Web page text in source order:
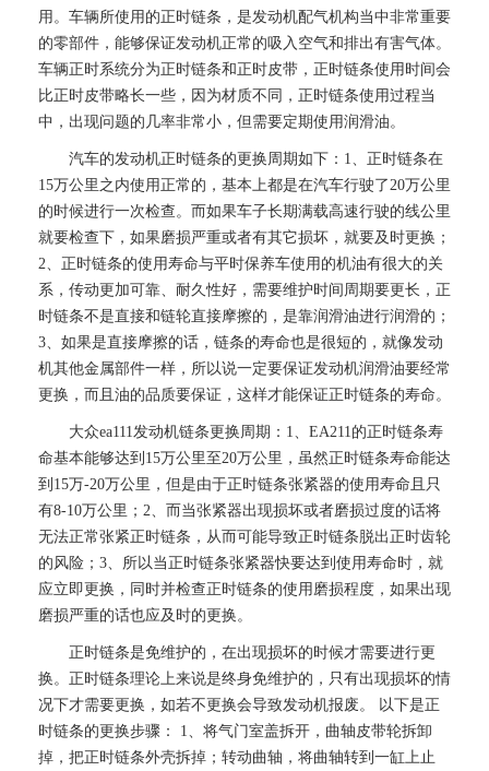
用。车辆所使用的正时链条，是发动机配气机构当中非常重要
的零部件，能够保证发动机正常的吸入空气和排出有害气体。
车辆正时系统分为正时链条和正时皮带，正时链条使用时间会
比正时皮带略长一些，因为材质不同，正时链条使用过程当
中，出现问题的几率非常小，但需要定期使用润滑油。
汽车的发动机正时链条的更换周期如下：1、正时链条在
15万公里之内使用正常的，基本上都是在汽车行驶了20万公里
的时候进行一次检查。而如果车子长期满载高速行驶的线公里
就要检查下，如果磨损严重或者有其它损坏，就要及时更换；
2、正时链条的使用寿命与平时保养车使用的机油有很大的关
系，传动更加可靠、耐久性好，需要维护时间周期要更长，正
时链条不是直接和链轮直接摩擦的，是靠润滑油进行润滑的；
3、如果是直接摩擦的话，链条的寿命也是很短的，就像发动
机其他金属部件一样，所以说一定要保证发动机润滑油要经常
更换，而且油的品质要保证，这样才能保证正时链条的寿命。
大众ea111发动机链条更换周期：1、EA211的正时链条寿
命基本能够达到15万公里至20万公里，虽然正时链条寿命能达
到15万-20万公里，但是由于正时链条张紧器的使用寿命且只
有8-10万公里；2、而当张紧器出现损坏或者磨损过度的话将
无法正常张紧正时链条，从而可能导致正时链条脱出正时齿轮
的风险；3、所以当正时链条张紧器快要达到使用寿命时，就
应立即更换，同时并检查正时链条的使用磨损程度，如果出现
磨损严重的话也应及时的更换。
正时链条是免维护的，在出现损坏的时候才需要进行更
换。正时链条理论上来说是终身免维护的，只有出现损坏的情
况下才需要更换，如若不更换会导致发动机报废。 以下是正
时链条的更换步骤： 1、将气门室盖拆开，曲轴皮带轮拆卸
掉，把正时链条外壳拆掉；转动曲轴，将曲轴转到一缸上止